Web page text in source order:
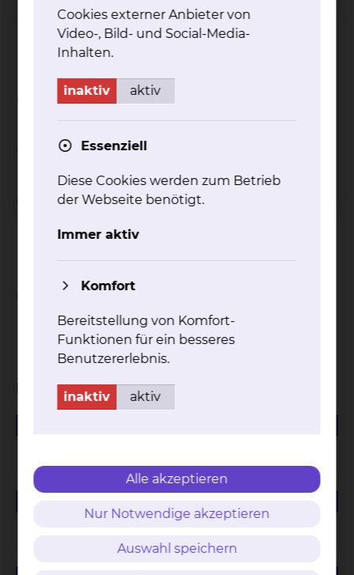
nutzen
Weitere Besonderheiten je nach Standort / Haus
entnehmen Sie gerne unseren Flyern.
Wichtiger Hinweis
Einschränkungen bei
Wahlleistungen
Abschlagszahlungen bei
Inanspruchnahme von
Wahlleistungen
Download
Cookies externer Anbieter von
Video-, Bild- und Social-Media-
Inhalten.
inaktiv aktiv
Essenziell
Diese Cookies werden zum Betrieb
der Webseite benötigt.
Immer aktiv
Komfort
Bereitstellung von Komfort-
Funktionen für ein besseres
Benutzererlebnis.
inaktiv aktiv
Alle akzeptieren
Nur Notwendige akzeptieren
Auswahl speichern